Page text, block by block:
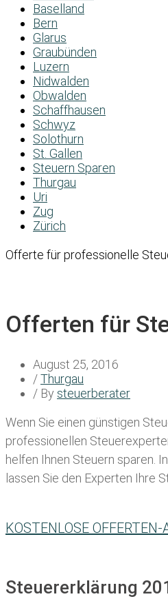
Baselland
Bern
Glarus
Graubünden
Luzern
Nidwalden
Obwalden
Schaffhausen
Schwyz
Solothurn
St. Gallen
Steuern Sparen
Thurgau
Uri
Zug
Zürich
Offerte für professionelle
Offerten für
August 25, 2016
/Thurgau
/ By steuerberater
Wenn Sie einen günstigen
professionellen
helfen Ihnen Steuern sparen.
lassen Sie den Experten Ihre
KOSTENLOSE OFFERTEN-
Steuererklärung